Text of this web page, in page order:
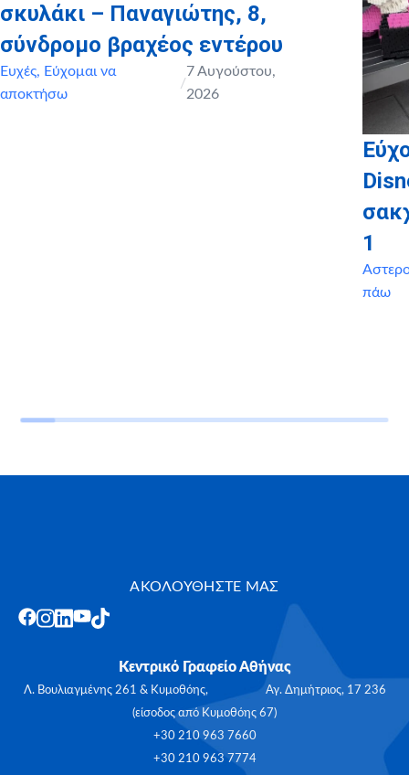
σκυλάκι – Παναγιώτης, 8,
σύνδρομο βραχέος εντέρου
Ευχές, Εύχομαι να
αποκτήσω
/
7 Αυγούστου,
2026
1
πάω
ΑΚΟΛΟΥΘΗΣΤΕ ΜΑΣ
Κεντρικό Γραφείο Αθήνας
Λ. Βουλιαγμένης 261 & Κυμοθόης, Αγ. Δημήτριος, 17 236
(είσοδος από Κυμοθόης 67)
+30 210 963 7660
+30 210 963 7774